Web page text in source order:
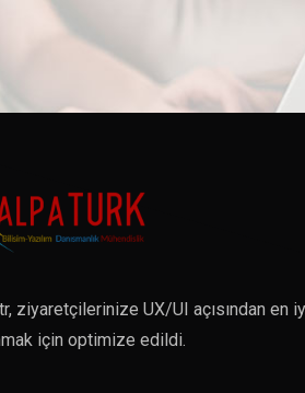
ziyaretçilerinize UX/UI açısından en
için optimize edildi.